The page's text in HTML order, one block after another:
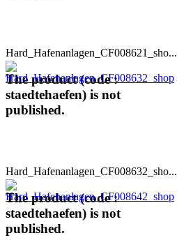
Hard_Hafenanlagen_CF008621_sho...
The product (code :
staedtehaefen) is not
published.
Hard_Hafenanlagen_CF008632_sho...
The product (code :
staedtehaefen) is not
published.